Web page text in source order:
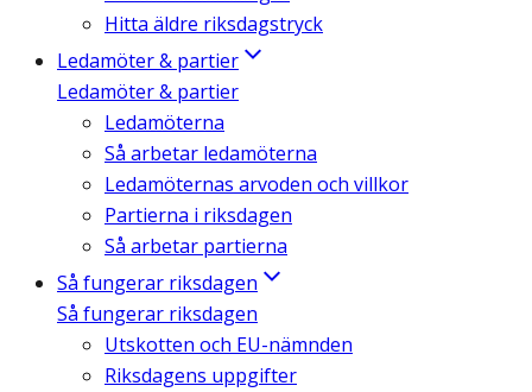
Hitta äldre riksdagstryck
Ledamöter & partier
Ledamöter & partier
Ledamöterna
Så arbetar ledamöterna
Ledamöternas arvoden och villkor
Partierna i riksdagen
Så arbetar partierna
Så fungerar riksdagen
Så fungerar riksdagen
Utskotten och EU-nämnden
Riksdagens uppgifter